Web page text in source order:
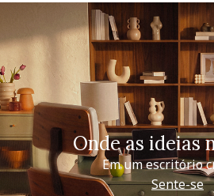
Onde as ideias
Em um escritório
Sente-se